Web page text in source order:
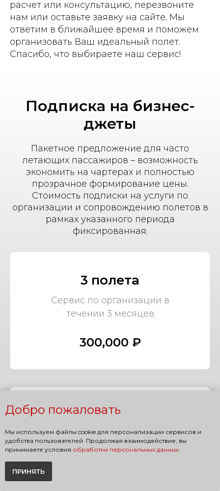
расчет или консультацию, перезвоните
нам или оставьте заявку на сайте. Мы
ответим в ближайшее время и поможем
организовать Ваш идеальный полет.
Спасибо, что выбираете наш сервис!
Подписка на бизнес-
джеты
Пакетное предложение для часто
летающих пассажиров – возможность
экономить на чартерах и полностью
прозрачное формирование цены.
Стоимость подписки на услуги по
организации и сопровождению полетов в
рамках указанного периода
фиксированная.
3 полета
Сервис по организации в
течении 3 месяцев
300,000 ₽
5 полетов
Сервис по организации в
течении 5 месяцев
Добро пожаловать
Мы используем файлы cookie для персонализации сервисов и
удобства пользователей. Продолжая взаимодействие, вы
принимаете условия обработки персональных данных.
ПРИНЯТЬ